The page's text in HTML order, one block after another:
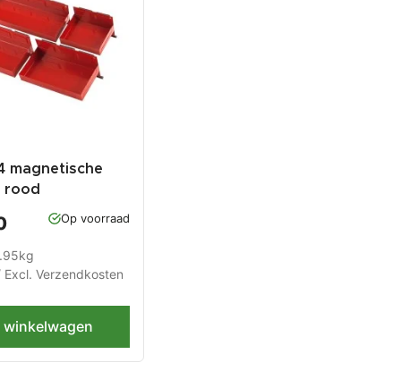
magnetische
rood
Op voorraad
Excl.Verzendkosten
winkelwagen